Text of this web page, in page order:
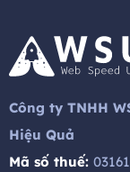
Công ty TNHH
Hiệu Quả
Mã số thuế: